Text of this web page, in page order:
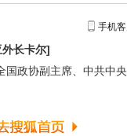
手机
长卡尔]
政协副主席、中共中